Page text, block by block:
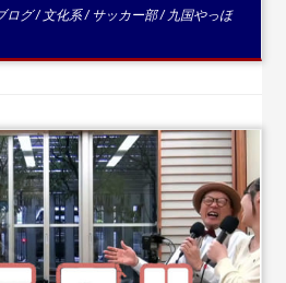
ログ/ 文化系/ サッカー部/九国やっほ
む